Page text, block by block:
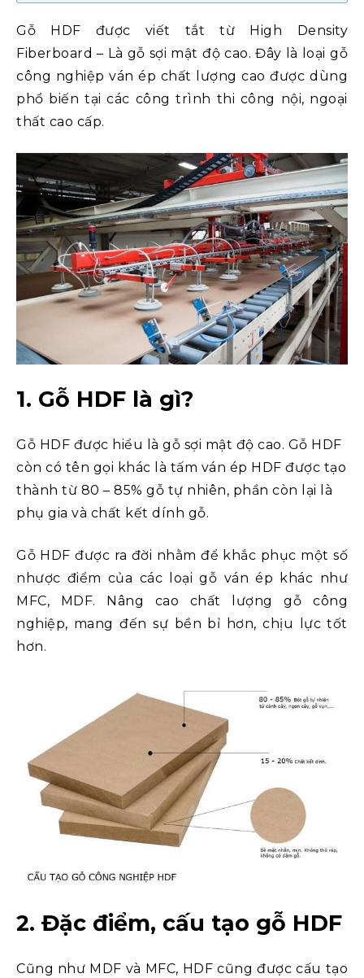
Gỗ HDF được viết tắt từ High Density
Fiberboard – Là gỗ sợi mật độ cao. Đây là loại gỗ
công nghiệp ván ép chất lượng cao được dùng
phổ biến tại các công trình thi công nội, ngoại
thất cao cấp.
1. Gỗ HDF là gì?
Gỗ HDF được hiểu là gỗ sợi mật độ cao. Gỗ HDF
còn có tên gọi khác là tấm ván ép HDF được tạo
thành từ 80 – 85% gỗ tự nhiên, phần còn lại là
phụ gia và chất kết dính gỗ.
Gỗ HDF được ra đời nhằm để khắc phục một số
nhược điểm của các loại gỗ ván ép khác như
MFC, MDF. Nâng cao chất lượng gỗ công
nghiệp, mang đến sự bền bỉ hơn, chịu lực tốt
hơn.
2. Đặc điểm, cấu tạo gỗ HDF
Cũng như MDF và MFC, HDF cũng được cấu tạo